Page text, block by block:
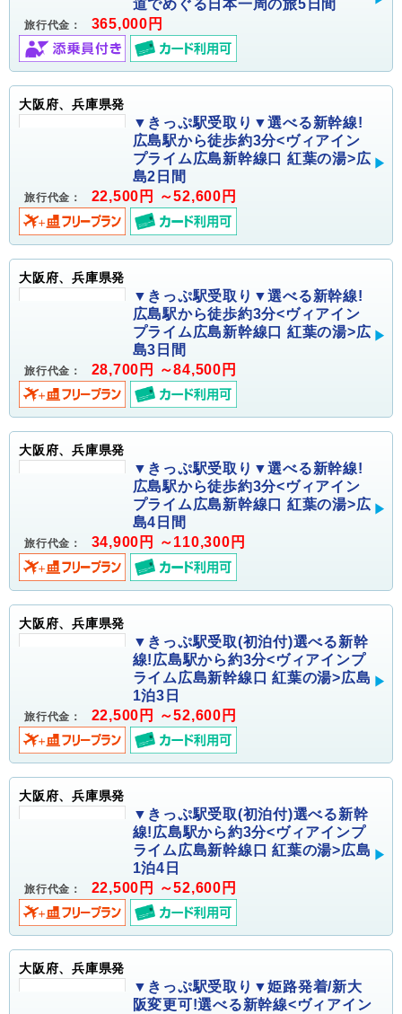
道でめぐる日本一周の旅5日間
旅行代金： 365,000円
大阪府、兵庫県発
▼きっぷ駅受取り▼選べる新幹線!
広島駅から徒歩約3分<ヴィアイン
プライム広島新幹線口 紅葉の湯>広
島2日間
旅行代金： 22,500円 ～52,600円
大阪府、兵庫県発
▼きっぷ駅受取り▼選べる新幹線!
広島駅から徒歩約3分<ヴィアイン
プライム広島新幹線口 紅葉の湯>広
島3日間
旅行代金： 28,700円 ～84,500円
大阪府、兵庫県発
▼きっぷ駅受取り▼選べる新幹線!
広島駅から徒歩約3分<ヴィアイン
プライム広島新幹線口 紅葉の湯>広
島4日間
旅行代金： 34,900円 ～110,300円
大阪府、兵庫県発
▼きっぷ駅受取(初泊付)選べる新幹
線!広島駅から約3分<ヴィアインプ
ライム広島新幹線口 紅葉の湯>広島
1泊3日
旅行代金： 22,500円 ～52,600円
大阪府、兵庫県発
▼きっぷ駅受取(初泊付)選べる新幹
線!広島駅から約3分<ヴィアインプ
ライム広島新幹線口 紅葉の湯>広島
1泊4日
旅行代金： 22,500円 ～52,600円
大阪府、兵庫県発
▼きっぷ駅受取り▼姫路発着/新大
阪変更可!選べる新幹線<ヴィアイン